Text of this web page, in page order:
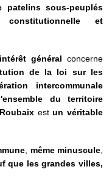
patelins sous-peuplés
et
général concerne
de la loi sur les
intercommunale
du territoire
estun véritable
même minuscule
que les grandes villes,